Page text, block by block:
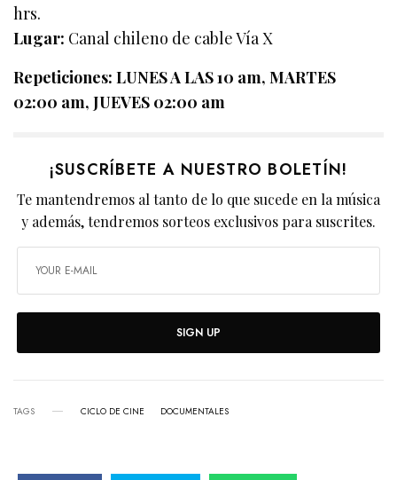
hrs.
Lugar: Canal chileno de cable Vía X
Repeticiones: LUNES A LAS 10 am, MARTES
02:00 am, JUEVES 02:00 am
¡SUSCRÍBETE A NUESTRO BOLETÍN!
Te mantendremos al tanto de lo que sucede en la música
y además, tendremos sorteos exclusivos para suscrites.
SIGN UP
TAGS CICLO DE CINE DOCUMENTALES